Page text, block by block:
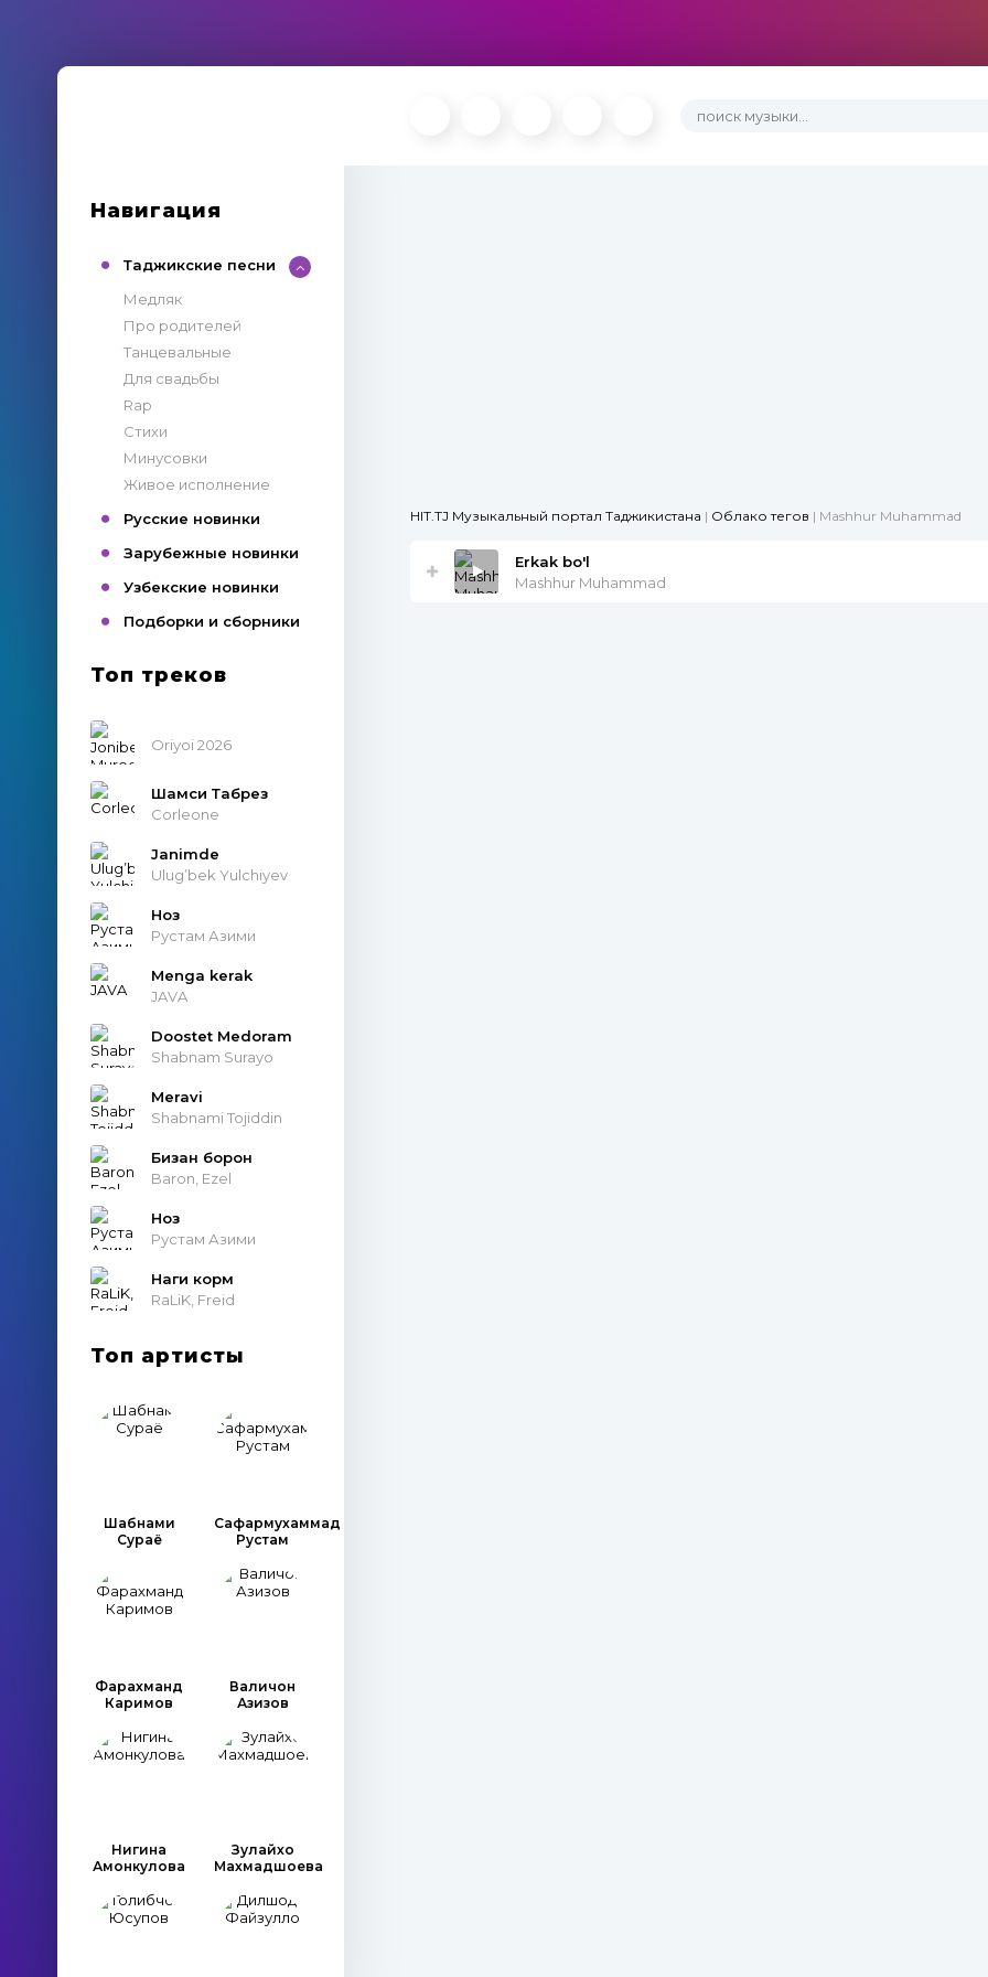
Навигация
Таджикские песни
Медляк
Про родителей
Танцевальные
Для свадьбы
Rap
Стихи
Минусовки
Живое исполнение
Русские новинки
Зарубежные новинки
Узбекские новинки
Подборки и сборники
Топ треков
Oriyoi 2026
Шамси Табрез
Corleone
Janimde
Ulug’bek Yulchiyev
Ноз
Рустам Азими
Menga kerak
JAVA
Doostet Medoram
Shabnam Surayo
Meravi
Shabnami Tojiddin
Бизан борон
Baron, Ezel
Ноз
Рустам Азими
Наги корм
RaLiK, Freid
Топ артисты
Шабнами
Сураё
Сафармухаммад
Рустам
Фарахманд
Каримов
Валичон
Азизов
Нигина
Амонкулова
Зулайхо
Махмадшоева
HIT.TJ Музыкальный портал Таджикистана | Облако тегов | Mashhur Muhammad
Erkak bo'l
Mashhur Muhammad